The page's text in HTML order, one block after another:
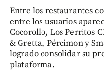
Entre los restaurantes
entre los usuarios
Cocorollo, Los Perritos
& Gretta, Pércimon y
logrado consolidar su
plataforma.